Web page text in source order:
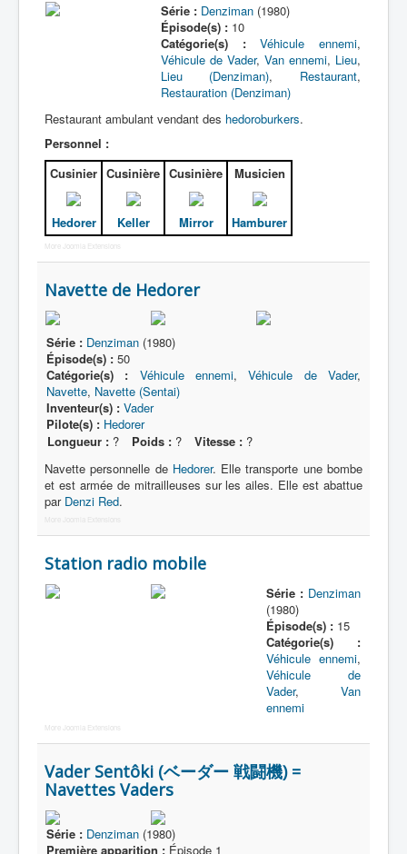
Artiste Asperger
Denshi sentai Denziman (電子 戦
隊 デンジマン) = Escadron
électronique Denziman
Série
Personnages
Mechas
Lieux
Épisodes
Chronologie
Références
Fanservice
Véhicules
Daidenzin
Denzimen
Série : Denziman(1980)
Épisode(s) :10
Catégorie(s) :
Véhicule ennemi,
Véhicule de Vader, Van ennemi, Lieu,
Lieu (Denziman), Restaurant,
Restauration (Denziman)
Restaurant ambulant vendant des hedoroburkers.
Personnel :
Cusinier
Hedorer
Cusinière
Keller
Cusinière
Mirror
Musicien
Hamburer
More Joomla Extensions
Navette de Hedorer
Série : Denziman (1980)
Épisode(s) : 50
Catégorie(s) :
Véhicule ennemi,Véhicule de Vader,
Navette, Navette (Sentai)
Inventeur(s) : Vader
Pilote(s) : Hedorer
Longueur : ? Poids : ? Vitesse : ?
Navette personnelle de Hedorer. Elle transporte une bombe
et est armée de mitrailleuses sur les ailes. Elle est abattue
par Denzi Red.
More Joomla Extensions
Station radio mobile
Série : Denziman
(1980)
Épisode(s) :15
Catégorie(s) :
Véhicule ennemi,
Véhicule de
Vader, Van
ennemi
More Joomla Extensions
Vader Sentôki (ベーダー 戦闘機) =
Navettes Vaders
Série : Denziman (1980)
Première apparition : Épisode 1